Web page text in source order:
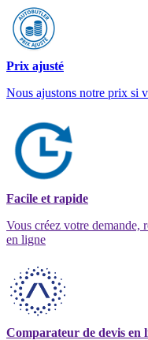
Prix ajusté
Nous ajustons notre prix si
Facile et rapide
Vous créez votre demande,
en ligne
Comparateur de devis en